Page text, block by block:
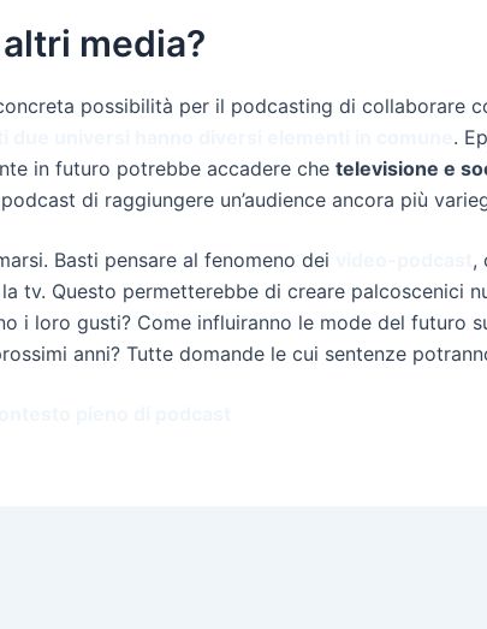
media?
possibilità per il podcasting di collaborare
.
in futuro potrebbe accadere che televisione e
di raggiungere un’audience ancora più
Basti pensare al fenomeno dei ,
tv. Questo permetterebbe di creare palcoscenici
i loro gusti? Come influiranno le mode del futuro
anni? Tutte domande le cui sentenze